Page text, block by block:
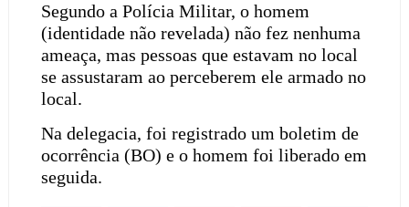
Segundo a Polícia Militar, o homem
(identidade não revelada) não fez nenhuma
ameaça, mas pessoas que estavam no local
se assustaram ao perceberem ele armado no
local.
Na delegacia, foi registrado um boletim de
ocorrência (BO) e o homem foi liberado em
seguida.